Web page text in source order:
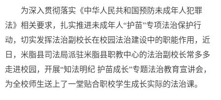
为深入贯彻落实《中华人民共和国预防未成年人犯罪
法》相关要求，扎实推进未成年人“护苗”专项法治保护行
动，切实发挥法治副校长在校园法治建设中的职能作用，近
日，米脂县司法局派驻米脂县职教中心的法治副校长常多多
走进校园，开展“知法明纪 护苗成长”专题法治教育宣讲会，
为全校师生送上了一堂贴合职校学生成长实际的法治课。